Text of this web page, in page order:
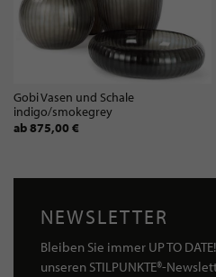
Gobi Vasen und Schale
indigo/smokegrey
ab 875,00 €
NEWSLETTER
Bleiben Sie immer UP TO
unseren STILPUNKTE®-